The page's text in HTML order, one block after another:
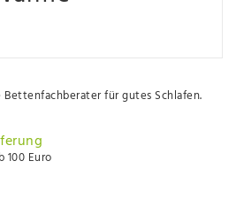
für gutes Schlafen.
100 Euro